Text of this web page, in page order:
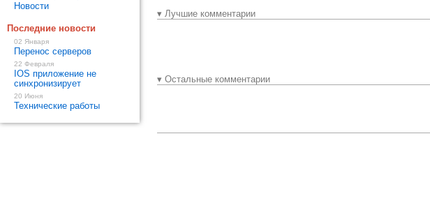
▾ Лучшие комментарии
▾ Остальные комментарии
Новости
Последние новости
02 Января
Перенос серверов
22 Февраля
IOS приложение не
синхронизирует
20 Июня
Технические работы